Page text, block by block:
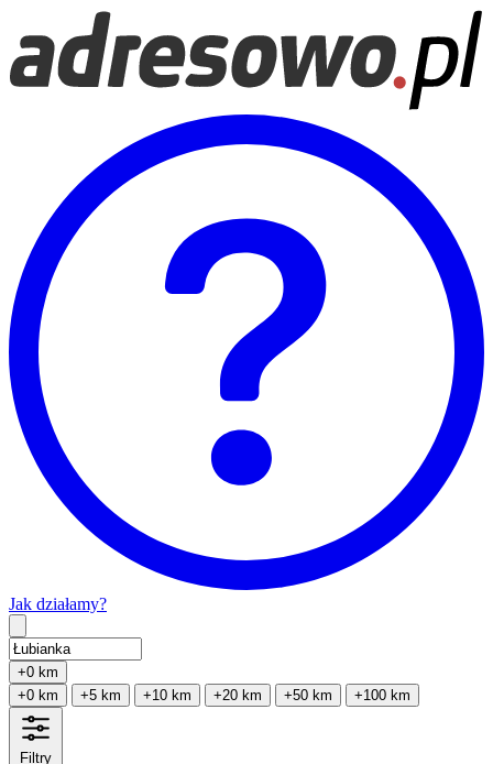
Jak działamy?
+0 km
+0 km
+5 km +10 km +20 km +50 km +100 km
Filtry